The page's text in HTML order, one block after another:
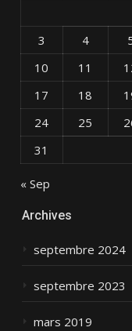
3
4
10
11
17
18
24
25
31
« Sep
Archives
septembre 2024
septembre 2023
mars 2019